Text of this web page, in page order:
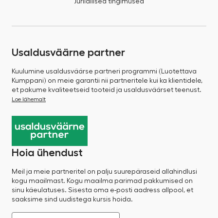
Juriidilised tingimused
Usaldusväärne partner
Kuulumine usaldusväärse partneri programmi (Luotettava
Kumppani) on meie garantii nii partneritele kui ka klientidele,
et pakume kvaliteetseid tooteid ja usaldusväärset teenust.
Loe lähemalt
Hoia ühendust
Meil ja meie partneritel on palju suurepäraseid allahindlusi
kogu maailmast. Kogu maailma parimad pakkumised on
sinu käeulatuses. Sisesta oma e-posti aadress allpool, et
saaksime sind uudistega kursis hoida.